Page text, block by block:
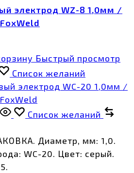
электрод WZ-8 1,0мм /
Быстрый просмотр
Список желаний
Список желаний
Диаметр, мм: 1,0.
WC-20. Цвет: серый.